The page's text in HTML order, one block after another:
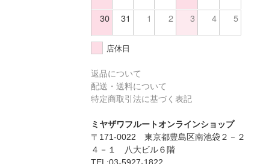
30 31 1 2 3 4 5
店休日
返品について
配送・送料について
特定商取引法に基づく表記
ミヤザワフルートオンラインショップ
〒171-0022 東京都豊島区南池袋２－２
４－１ 八大ビル６階